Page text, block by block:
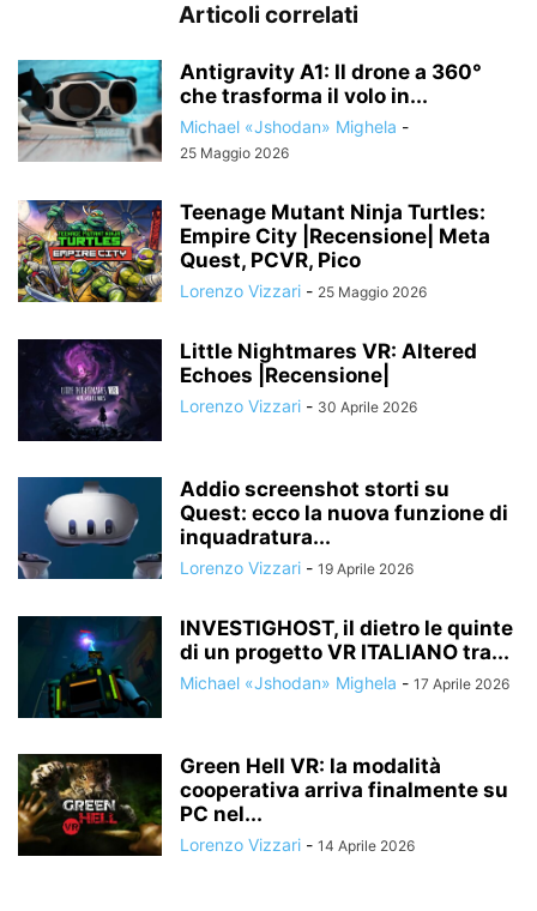
Articoli correlati
Antigravity A1: Il drone a 360°
che trasforma il volo in...
Michael «Jshodan» Mighela -
25 Maggio 2026
Teenage Mutant Ninja Turtles:
Empire City |Recensione| Meta
Quest, PCVR, Pico
Lorenzo Vizzari - 25 Maggio 2026
Little Nightmares VR: Altered
Echoes |Recensione|
Lorenzo Vizzari - 30 Aprile 2026
Addio screenshot storti su
Quest: ecco la nuova funzione di
inquadratura...
Lorenzo Vizzari - 19 Aprile 2026
INVESTIGHOST, il dietro le quinte
di un progetto VR ITALIANO tra...
Michael «Jshodan» Mighela - 17 Aprile 2026
Green Hell VR: la modalità
cooperativa arriva finalmente su
PC nel...
Lorenzo Vizzari - 14 Aprile 2026